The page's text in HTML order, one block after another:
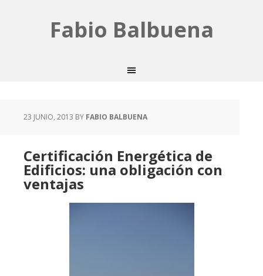
Fabio Balbuena
23 JUNIO, 2013 BY FABIO BALBUENA
Certificación Energética de
Edificios: una obligación con
ventajas